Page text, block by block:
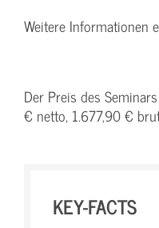
Weitere Informationen
Der Preis des
€ netto, 1.677,90 €
KEY-FACTS